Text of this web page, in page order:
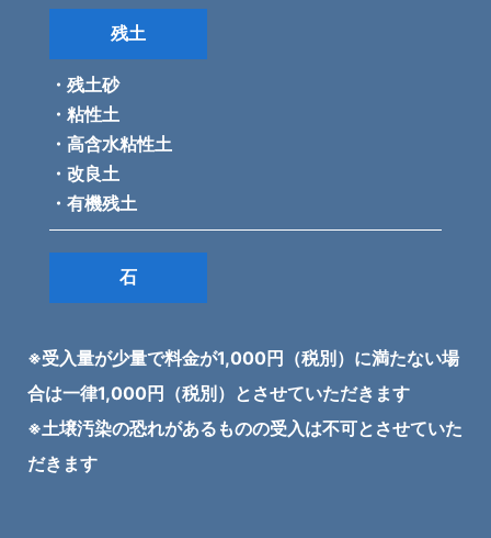
残土
・残土砂
・粘性土
・高含水粘性土
・改良土
・有機残土
石
※受入量が少量で料金が1,000円（税別）に満たない場
合は一律1,000円（税別）とさせていただきます
※土壌汚染の恐れがあるものの受入は不可とさせていた
だきます